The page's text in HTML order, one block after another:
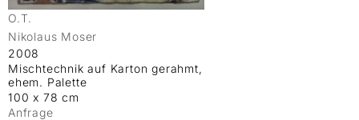
O.T.
Nikolaus Moser
2008
Mischtechnik auf Karton gerahmt,
ehem. Palette
100 x 78 cm
Anfrage